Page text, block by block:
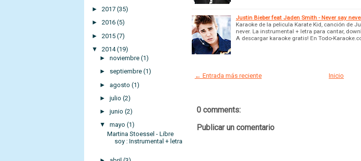
► 2017 (35)
► 2016 (5)
► 2015 (7)
▼
2014 (19)
► noviembre (1)
► septiembre (1)
► agosto (1)
► julio (2)
► junio (2)
▼
mayo (1)
Martina Stoessel - Libre
soy : Instrumental + letra
Justin Bieber feat Jaden Smith - Never say
Karaoke de la pelicula Karate Kid, canción de
never. La instrumental + letra para cantar,
A descargar karaoke gratis! En Todo-
← Entrada más reciente Inicio
0 comments:
Publicar un comentario